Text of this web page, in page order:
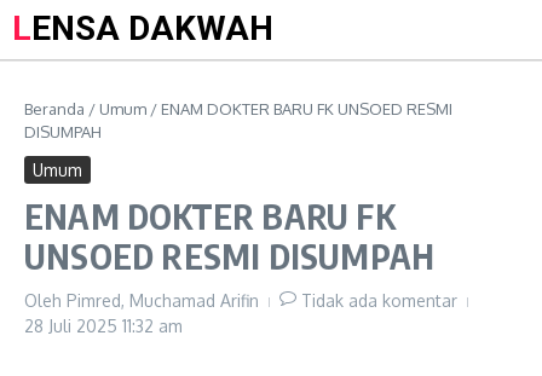
LENSA DAKWAH
Beranda / Umum / ENAM DOKTER BARU FK UNSOED RESMI
DISUMPAH
Umum
ENAM DOKTER BARU FK
UNSOED RESMI DISUMPAH
Oleh Pimred, Muchamad Arifin
Tidak ada komentar
28 Juli 2025 11:32 am